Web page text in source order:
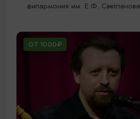
филармония им. Е.Ф. Светланова
ОТ 1000₽